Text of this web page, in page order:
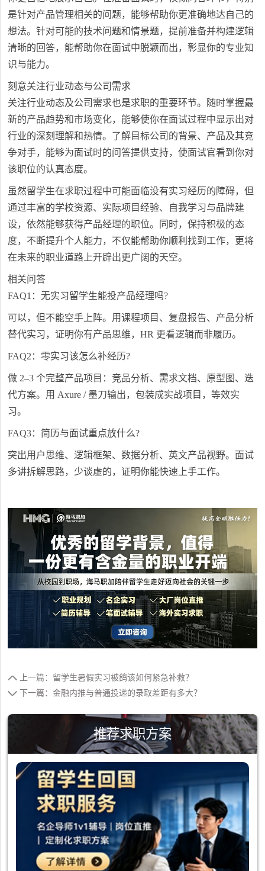
是针对产品管理相关的问题，能够帮助你更准确地达自己的
想法。针对可能的技术问题和情景题，提前准备并构建逻辑
清晰的回答，能帮助你在面试中脱颖而出，彰显你的专业知
识与能力。
刻意关注行业动态与公司需求
关注行业动态及公司需求也是求职的重要环节。随时掌握最
新的产品趋势和市场变化，能够使你在面试过程中显示出对
行业的深刻理解和热情。了解目标公司的背景、产品及其竞
争对手，能够为面试时的问答提供支持，使面试官看到你对
该职位的认真态度。
虽然留学生在求职过程中可能面临没有实习经历的障碍，但
通过丰富的学校资源、实际项目经验、自我学习与品牌建
设，依然能够获得产品经理的职位。同时，保持积极的态
度，不断提升个人能力，不仅能帮助你顺利找到工作，更将
在未来的职业道路上开辟出更广阔的天空。
相关问答
FAQ1：无实习留学生能投产品经理吗?
可以，但不能空手上阵。用课程项目、复盘报告、产品分析
替代实习，证明你有产品思维，HR 更看逻辑而非履历。
FAQ2：零实习该怎么补经历?
做 2–3 个完整产品项目：竞品分析、需求文档、原型图、迭
代方案。用 Axure / 墨刀输出，包装成实战项目，等效实
习。
FAQ3：简历与面试重点放什么?
突出用户思维、逻辑框架、数据分析、英文产品视野。面试
多讲拆解思路，少谈虚的，证明你能快速上手工作。
上一篇：留学生暑假实习被鸽该如何紧急补救？
下一篇：金融内推与普通投递的录取差距有多大？
推荐求职方案